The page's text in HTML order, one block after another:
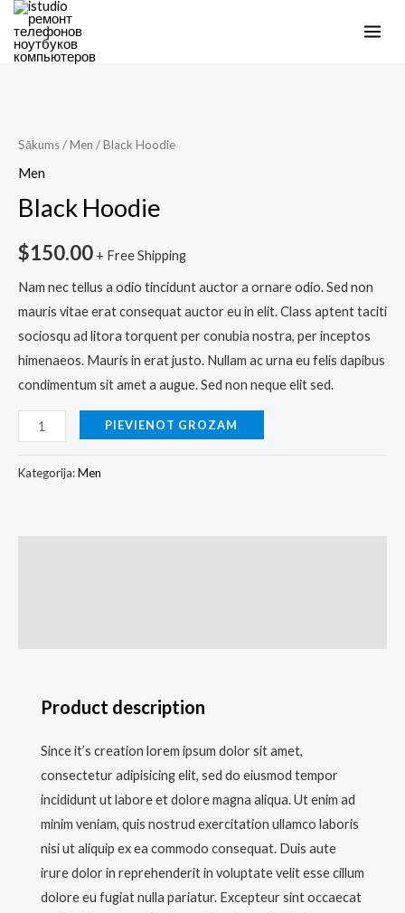
Skip
content
Sākums/Men / Black Hoodie
Men
Black Hoodie
$150.00 + Free Shipping
Nam nec tellus a odio tincidunt auctor a ornare odio. Sed non
mauris vitae erat consequat auctor eu in elit. Class aptent taciti
sociosqu ad litora torquent per conubia nostra, per inceptos
himenaeos. Mauris in erat justo. Nullam ac urna eu felis dapibus
condimentum sit amet a augue. Sed non neque elit sed.
daudzums
PIEVIENOT GROZAM
Kategorija:Men
Product description
Since it’s creation lorem ipsum dolor sit amet,
consectetur adipisicing elit, sed do eiusmod tempor
incididunt ut labore et dolore magna aliqua. Ut enim ad
minim veniam, quis nostrud exercitation ullamco laboris
nisi ut aliquip ex ea commodo consequat. Duis aute
irure dolor in reprehenderit in voluptate velit esse cillum
dolore eu fugiat nulla pariatur. Excepteur sint occaecat